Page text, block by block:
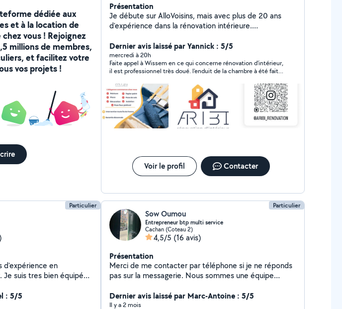
dédiée aux
et à la location de
vous ! Rejoignez
millions de membres,
et facilitez votre
vos projets !
Présentation
Je débute sur AlloVoisins, mais avec plus de 20 ans
d'expérience dans la rénovation intérieure.
spécialisé en peinture, enduit et placo. J'accorde une
attention particulière aux détails pour garantir un rendu
propre, soigné et durable. Pour vous rassurer sur la
qualité de mon travail, je vous invite à consulter ma
page Instagram @aribi_renovation, où vous pourrez voir
plusieurs de mes réalisations. Votre satisfaction est ma
priorité
Dernier avis laissé par Yannick : 5/5
mercredi à 20h
Faite appel à Wissem en ce qui concerne rénovation d'intérieur,
il est professionnel très doué. l'enduit de la chambre à été fait
ses prix défis toute concurrence.
Voir le profil Contacter
Particulier
d'expérience en
suis tres bien équipé
: 5/5
Particulier
Sow Oumou
Entrepreneur btp multi service
Cachan (Coteau 2)
4,5/5 (16 avis)
Présentation
Merci de me contacter par téléphone si je ne réponds
pas sur la messagerie. Nous sommes une équipe
travaux de rénovation et de construction. Joignable au
06-67-35-41-34 Nous prenons en charge différents
Dernier avis laissé par Marc-Antoine : 5/5
Il y a 2 mois